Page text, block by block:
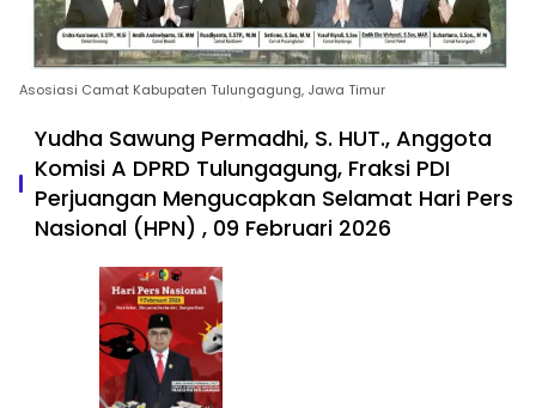
Asosiasi Camat Kabupaten Tulungagung, Jawa Timur
Yudha Sawung Permadhi, S. HUT., Anggota
Komisi A DPRD Tulungagung, Fraksi PDI
Perjuangan Mengucapkan Selamat Hari Pers
Nasional (HPN) , 09 Februari 2026